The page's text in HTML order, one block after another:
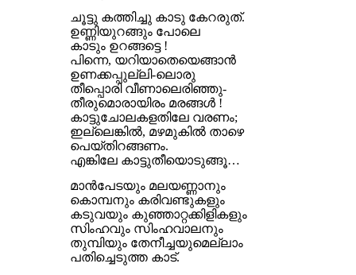
ചൂട്ടു കത്തിച്ചു കാടു കേറരുത്.
ഉണ്ണിയുറങ്ങും പോലെ
കാടും ഉറങ്ങട്ടെ !
പിന്നെ, യറിയാതെയെങ്ങാൻ
ഉണക്കപ്പുല്ലി-ലൊരു
തീപ്പൊരി വീണാലെരിഞ്ഞു-
തീരുമൊരായിരം മരങ്ങൾ !
കാട്ടുചോലകളതിലേ വരണം;
ഇല്ലെങ്കിൽ, മഴമുകിൽ താഴെ
പെയ്തിറങ്ങണം.
എങ്കിലേ കാട്ടുതീയൊടുങ്ങൂ…
മാൻപേടയും മലയണ്ണാനും
കൊമ്പനും കരിവണ്ടുകളും
കടുവയും കുഞ്ഞാറ്റക്കിളികളും
സിംഹവും സിംഹവാലനും
തുമ്പിയും തേനീച്ചയുമെല്ലാം
പതിച്ചെടുത്ത കാട്.